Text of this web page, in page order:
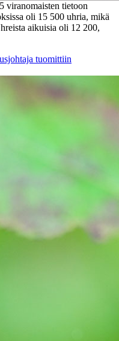
viranomaisten tietoon
oli 15 500 uhria, mikä
aikuisia oli 12 200,
tuomittiin